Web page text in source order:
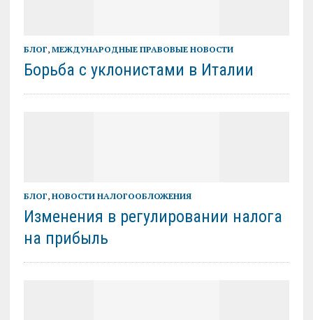
БЛОГ, МЕЖДУНАРОДНЫЕ ПРАВОВЫЕ НОВОСТИ
Борьба с уклонистами в Италии
БЛОГ, НОВОСТИ НАЛОГООБЛОЖЕНИЯ
Изменения в регулировании налога
на прибыль